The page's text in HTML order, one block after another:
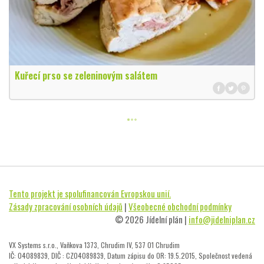
Kuřecí prso se zeleninovým salátem
Tento projekt je spolufinancován Evropskou unií.
Zásady zpracování osobních údajů |Všeobecné obchodní podmínky
© 2026 Jídelní plán | info@jidelniplan.cz
VX Systems s.r.o., Vaňkova 1373, Chrudim IV, 537 01 Chrudim
IČ: 04089839, DIČ : CZ04089839, Datum zápisu do OR: 19.5.2015, Společnost vedená